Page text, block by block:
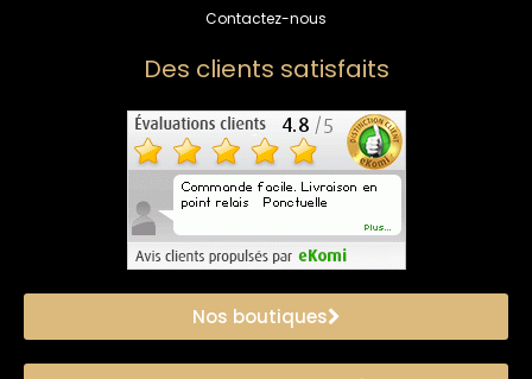
Contactez-nous
Des clients satisfaits
Nos boutiques